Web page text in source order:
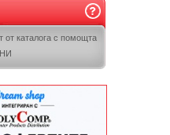
от каталога с помощта